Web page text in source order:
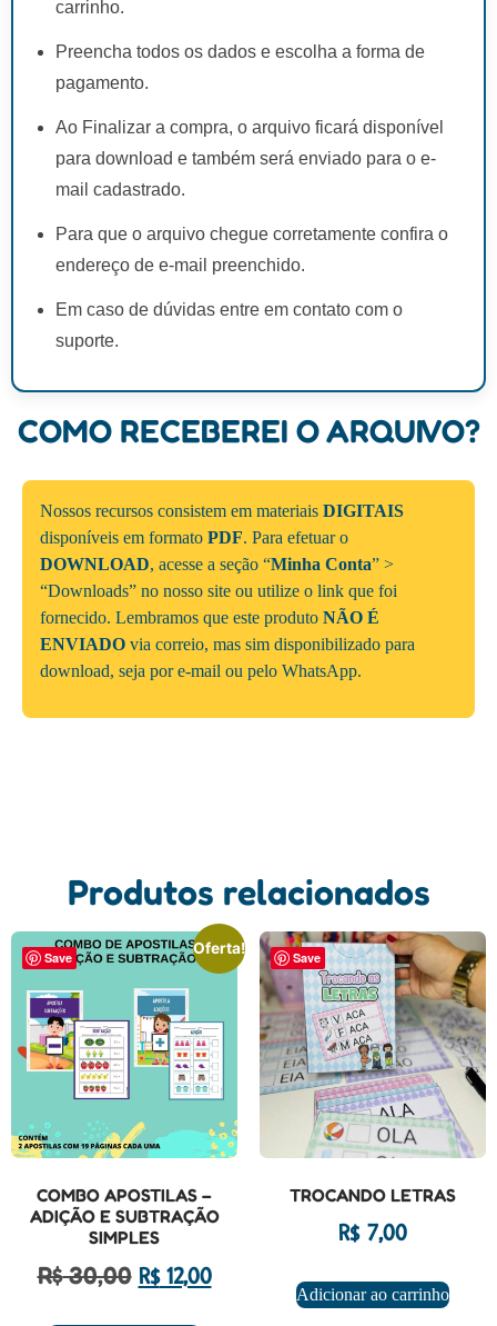
carrinho.
Preencha todos os dados e escolha a forma de
pagamento.
Ao Finalizar a compra, o arquivo ficará disponível
para download e também será enviado para o e-
mail cadastrado.
Para que o arquivo chegue corretamente confira o
endereço de e-mail preenchido.
Em caso de dúvidas entre em contato com o
suporte.
COMO RECEBEREI O ARQUIVO?
Nossos recursos consistem em materiais DIGITAIS
disponíveis em formato PDF. Para efetuar o
DOWNLOAD, acesse a seção “Minha Conta” >
“Downloads” no nosso site ou utilize o link que foi
fornecido. Lembramos que este produto NÃO É
ENVIADO via correio, mas sim disponibilizado para
download, seja por e-mail ou pelo WhatsApp.
Produtos relacionados
Save
Oferta!
COMBO APOSTILAS –
ADIÇÃO E SUBTRAÇÃO
SIMPLES
R$30,00 R$12,00
Save
TROCANDO LETRAS
R$7,00
Adicionar ao carrinho